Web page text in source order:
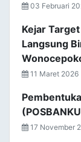
03 Februari
Kejar
Langsung
11 Maret 2026
17 November